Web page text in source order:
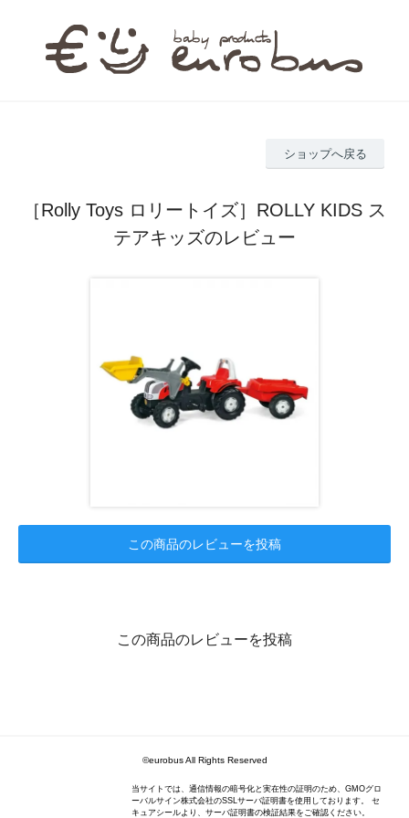
ショップへ戻る
［Rolly Toys ロリートイズ］ROLLY KIDS ス
テアキッズのレビュー
この商品のレビューを投稿
この商品のレビューを投稿
©eurobus All Rights Reserved
当サイトでは、通信情報の暗号化と実在性の証明のため、GMOグロ
ーバルサイン株式会社のSSLサーバ証明書を使用しております。 セ
キュアシールより、サーバ証明書の検証結果をご確認ください。